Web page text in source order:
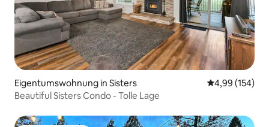
Eigentumswohnung in Sisters
4,99 (154)
Beautiful Sisters Condo - Tolle Lage